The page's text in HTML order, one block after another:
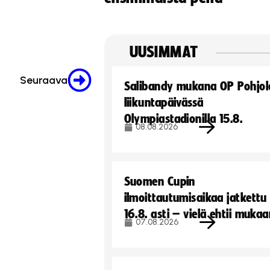
Seuraava
UUSIMMAT
Salibandy mukana OP
liikuntapäivässä
Olympiastadionilla 15.8.
08.08.2026
Suomen Cupin
ilmoittautumisaikaa jatkettu
16.8. asti – vielä ehtii
07.08.2026